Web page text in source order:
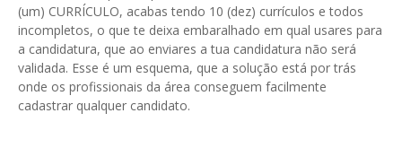
(um) CURRÍCULO, acabas tendo 10 (dez) currículos e todos
incompletos, o que te deixa embaralhado em qual usares para
a candidatura, que ao enviares a tua candidatura não será
validada. Esse é um esquema, que a solução está por trás
onde os profissionais da área conseguem facilmente
cadastrar qualquer candidato.